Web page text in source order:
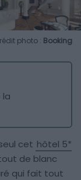
photo : Booking
la
cet hôtel 5*
de blanc
qui fait tout